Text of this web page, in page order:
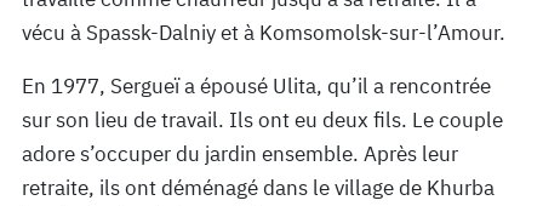
vécu à Spassk-Dalniy et à Komsomolsk-sur-l’Amour.
En 1977, Sergueï a épousé Ulita, qu’il a rencontrée
sur son lieu de travail. Ils ont eu deux fils. Le couple
adore s’occuper du jardin ensemble. Après leur
retraite, ils ont déménagé dans le village de Khurba